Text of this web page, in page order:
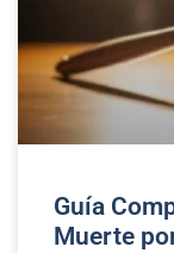
Guía
Muerte